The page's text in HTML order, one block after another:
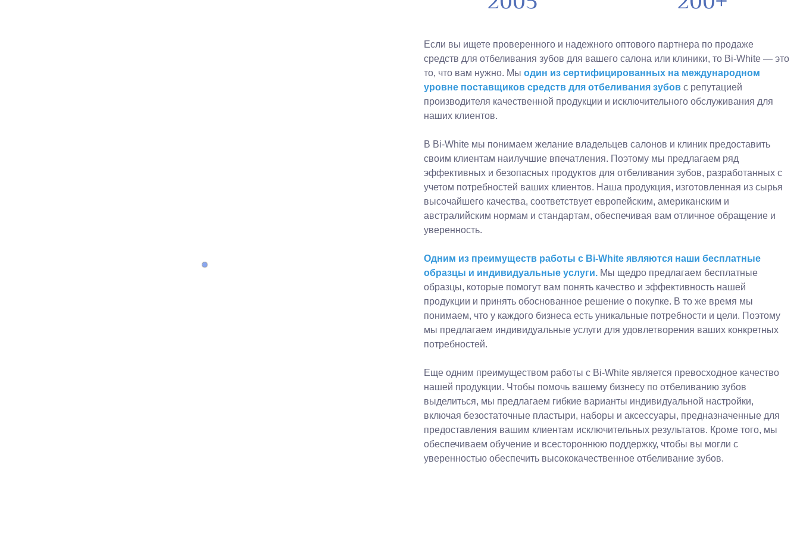
Если вы ищете проверенного и надежного оптового партнера по продаже
средств для отбеливания зубов для вашего салона или клиники, то Bi-White — это
то, что вам нужно. Мыодин из сертифицированных на международном
уровне поставщиков средств для отбеливания зубовс репутацией
производителя качественной продукции и исключительного обслуживания для
наших клиентов.
В Bi-White мы понимаем желание владельцев салонов и клиник предоставить
своим клиентам наилучшие впечатления. Поэтому мы предлагаем ряд
эффективных и безопасных продуктов для отбеливания зубов, разработанных с
учетом потребностей ваших клиентов. Наша продукция, изготовленная из сырья
высочайшего качества, соответствует европейским, американским и
австралийским нормам и стандартам, обеспечивая вам отличное обращение и
уверенность.
Одним из преимуществ работы с Bi-White являются наши бесплатные
образцы и индивидуальные услуги. Мы щедро предлагаем бесплатные
образцы, которые помогут вам понять качество и эффективность нашей
продукции и принять обоснованное решение о покупке. В то же время мы
понимаем, что у каждого бизнеса есть уникальные потребности и цели. Поэтому
мы предлагаем индивидуальные услуги для удовлетворения ваших конкретных
потребностей.
Еще одним преимуществом работы с Bi-White является превосходное качество
нашей продукции. Чтобы помочь вашему бизнесу по отбеливанию зубов
выделиться, мы предлагаем гибкие варианты индивидуальной настройки,
включая безостаточные пластыри, наборы и аксессуары, предназначенные для
предоставления вашим клиентам исключительных результатов. Кроме того, мы
обеспечиваем обучение и всестороннюю поддержку, чтобы вы могли с
уверенностью обеспечить высококачественное отбеливание зубов.